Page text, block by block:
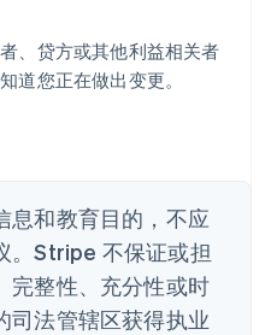
、贷方或其他利益相关者
道您正在做出变更。
息和教育目的，不应
。Stripe 不保证或担
完整性、充分性或时
司法管辖区获得执业